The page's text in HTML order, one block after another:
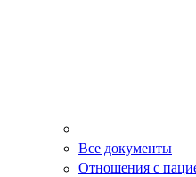
Все документы
Отношения с